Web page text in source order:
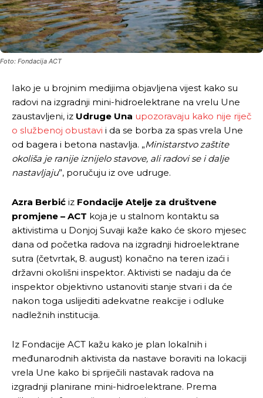
Foto: Fondacija ACT
Iako je u brojnim medijima objavljena vijest kako su
radovi na izgradnji mini-hidroelektrane na vrelu Une
zaustavljeni, iz Udruge Una upozoravaju kako nije riječ
o službenoj obustavi i da se borba za spas vrela Une
od bagera i betona nastavlja. „Ministarstvo zaštite
okoliša je ranije iznijelo stavove, ali radovi se i dalje
nastavljaju”, poručuju iz ove udruge.
Azra Berbić iz Fondacije Atelje za društvene
promjene – ACT koja je u stalnom kontaktu sa
aktivistima u Donjoj Suvaji kaže kako će skoro mjesec
dana od početka radova na izgradnji hidroelektrane
sutra (četvrtak, 8. august) konačno na teren izaći i
državni okolišni inspektor. Aktivisti se nadaju da će
inspektor objektivno ustanoviti stanje stvari i da će
nakon toga uslijediti adekvatne reakcije i odluke
nadležnih institucija.
Iz Fondacije ACT kažu kako je plan lokalnih i
međunarodnih aktivista da nastave boraviti na lokaciji
vrela Une kako bi spriječili nastavak radova na
izgradnji planirane mini-hidroelektrane. Prema